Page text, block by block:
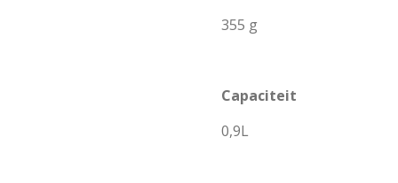
355 g
Capaciteit
0,9L